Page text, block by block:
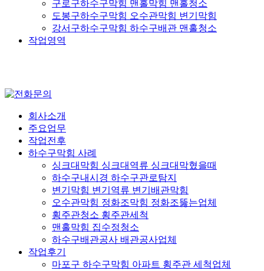
구로구하수구막힘 맨홀막힘 맨홀청소
도봉구하수구막힘 오수관막힘 변기막힘
강서구하수구막힘 하수구배관 맨홀청소
작업영역
회사소개
주요업무
작업전후
하수구막힘 사례
싱크대막힘 싱크대역류 싱크대막혔을때
하수구내시경 하수구관로탐지
변기막힘 변기역류 변기배관막힘
오수관막힘 정화조막힘 정화조뚫는업체
횡주관청소 횡주관세척
맨홀막힘 집수정청소
하수구배관공사 배관공사업체
작업후기
마포구 하수구막힘 아파트 횡주관 세척업체